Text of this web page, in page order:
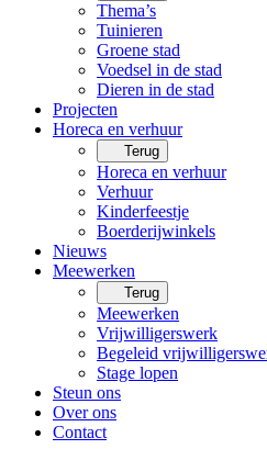
Thema’s
Tuinieren
Groene stad
Voedsel in de stad
Dieren in de stad
Projecten
Horeca en verhuur
Terug
Horeca en verhuur
Verhuur
Kinderfeestje
Boerderijwinkels
Nieuws
Meewerken
Terug
Meewerken
Vrijwilligerswerk
Begeleid
Stage lopen
Steun ons
Over ons
Contact